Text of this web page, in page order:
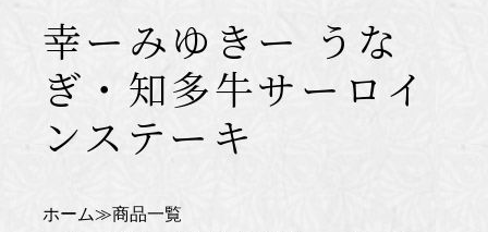
幸ーみゆきー うな
ぎ・知多牛サーロイ
ンステーキ
ホーム
商品一覧